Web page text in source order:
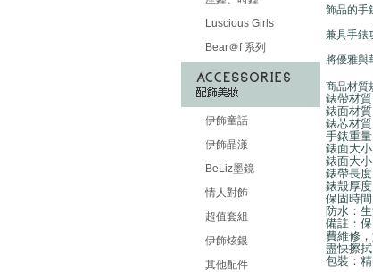
Luscious Girls
Bear＠f 系列
伊飾童話
伊飾晶漾
BeLiz墨鏡
情人對飾
超值套組
伊飾炫銀
其他配件
飾品的手
兼具手錶
將優雅與
商品材質
錶帶材
錶面材
錶芯材
手錶重
錶面大
錶面大
錶帶長
錶殼厚
保固時
防水：
備註：
費維修
盡快擦拭
包裝：